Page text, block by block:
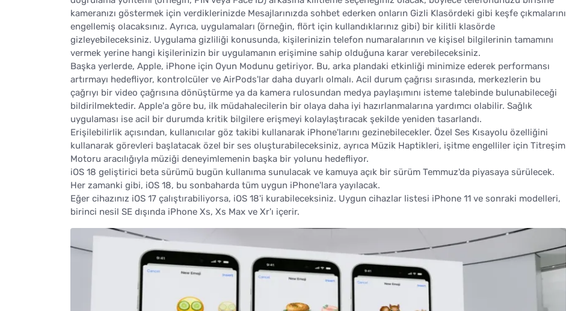
kameranızı göstermek için verdiklerinizde Mesajlarınızda sohbet ederken onların Gizli Klasördeki gibi keşfe çıkmalarını
engellemiş olacaksınız. Ayrıca, uygulamaları (örneğin, flört için kullandıklarınız gibi) bir kilitli klasörde
gizleyebileceksiniz. Uygulama gizliliği konusunda, kişilerinizin telefon numaralarının ve kişisel bilgilerinin tamamını
vermek yerine hangi kişilerinizin bir uygulamanın erişimine sahip olduğuna karar verebileceksiniz.
Başka yerlerde, Apple, iPhone için Oyun Modunu getiriyor. Bu, arka plandaki etkinliği minimize ederek performansı
artırmayı hedefliyor, kontrolcüler ve AirPods'lar daha duyarlı olmalı. Acil durum çağrısı sırasında, merkezlerin bu
çağrıyı bir video çağrısına dönüştürme ya da kamera rulosundan medya paylaşımını isteme talebinde bulunabileceği
bildirilmektedir. Apple'a göre bu, ilk müdahalecilerin bir olaya daha iyi hazırlanmalarına yardımcı olabilir. Sağlık
uygulaması ise acil bir durumda kritik bilgilere erişmeyi kolaylaştıracak şekilde yeniden tasarlandı.
Erişilebilirlik açısından, kullanıcılar göz takibi kullanarak iPhone'larını gezinebilecekler. Özel Ses Kısayolu özelliğini
kullanarak görevleri başlatacak özel bir ses oluşturabileceksiniz, ayrıca Müzik Haptikleri, işitme engelliler için Titreşim
Motoru aracılığıyla müziği deneyimlemenin başka bir yolunu hedefliyor.
iOS 18 geliştirici beta sürümü bugün kullanıma sunulacak ve kamuya açık bir sürüm Temmuz'da piyasaya sürülecek.
Her zamanki gibi, iOS 18, bu sonbaharda tüm uygun iPhone'lara yayılacak.
Eğer cihazınız iOS 17 çalıştırabiliyorsa, iOS 18'i kurabileceksiniz. Uygun cihazlar listesi iPhone 11 ve sonraki modelleri,
birinci nesil SE dışında iPhone Xs, Xs Max ve Xr'ı içerir.